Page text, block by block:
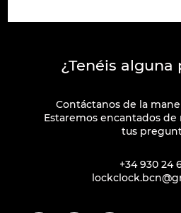
¿Tenéis alguna
Contáctanos de la
Estaremos encantados
tus
+34 930 24